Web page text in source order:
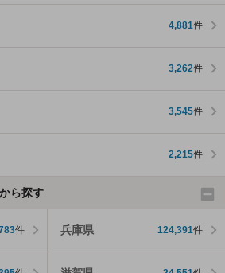
4,881件
3,262件
3,545件
2,215件
ら探す
件 兵庫県 124,391件